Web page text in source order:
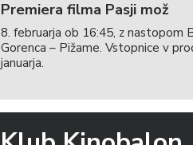
Premiera filma Pasji mož
8. februarja ob 16:45, z nastopom
Gorenca – Pižame. Vstopnice v
januarja.